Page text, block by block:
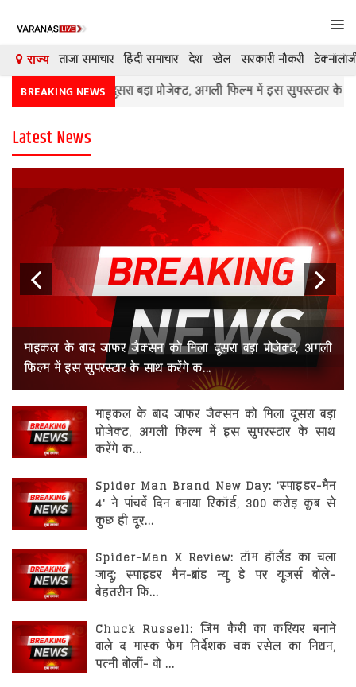
राज्य ताजा समाचार हिंदी समाचार देश खेल सरकारी नौकरी
दुनिया
मनोरंजन
क्रिकेट
टेक्नॉलॉजी
रोजगार
स्वास्थ्य
मिला दूसरा बड़ा प्रोजेक्ट, अगली फिल्म में इस सुपरस्टार के साथ करेंगे काम
BREAKING NEWS
Latest News
माइकल के बाद जाफर जैक्सन को मिला दूसरा बड़ा प्रोजेक्ट, अगली
फिल्म में इस सुपरस्टार के साथ करेंगे क...
Next
माइकल के बाद जाफर जैक्सन को मिला दूसरा बड़ा
प्रोजेक्ट, अगली फिल्म में इस सुपरस्टार के साथ
करेंगे क...
Spider Man Brand New Day: 'स्पाइडर-मैन
4' ने पांचवें दिन बनाया रिकॉर्ड, 300 करोड़ क्लब से
कुछ ही दूर...
Spider-Man X Review: टॉम हॉलैंड का चला
जादू; स्पाइडर मैन-ब्रांड न्यू डे पर यूजर्स बोले-
बेहतरीन फि...
Chuck Russell: जिम कैरी का करियर बनाने
वाले द मास्क फेम निर्देशक चक रसेल का निधन,
पत्नी बोलीं- वो ...